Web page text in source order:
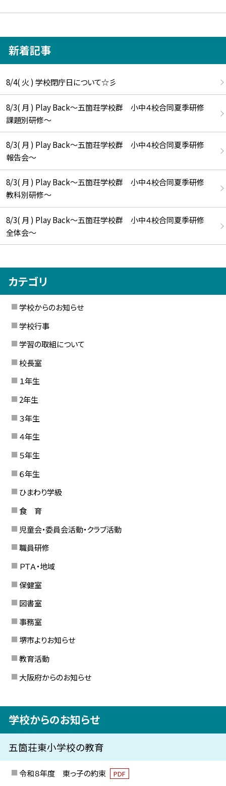
新着記事
8/4( 火 ) 学校閉庁日について☆彡
8/3( 月 ) Play Back～五箇荘学校群 小中４校合同夏季研修
課題別研修～
8/3( 月 ) Play Back～五箇荘学校群 小中４校合同夏季研修
報告会～
8/3( 月 ) Play Back～五箇荘学校群 小中４校合同夏季研修
教科別研修～
8/3( 月 ) Play Back～五箇荘学校群 小中４校合同夏季研修
全体会～
カテゴリ
学校からのお知らせ
学校行事
学習の取組について
校長室
１年生
2年生
３年生
４年生
５年生
６年生
ひまわり学級
食 育
児童会・委員会活動・クラブ活動
職員研修
ＰＴＡ・地域
保健室
図書室
事務室
堺市よりお知らせ
教育活動
大阪府からのお知らせ
学校からのお知らせ
五箇荘東小学校の教育
令和８年度 東っ子の約束 PDF